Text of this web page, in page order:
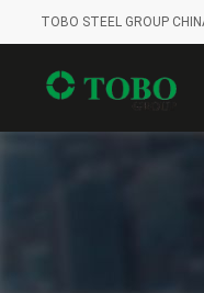
TOBO STEEL GROUP